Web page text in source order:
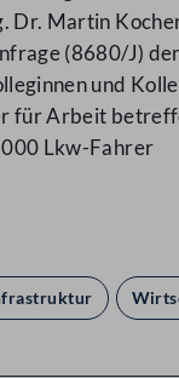
Dr. Martin
(8680/J)
und
für Arbeit
Lkw-Fahrer